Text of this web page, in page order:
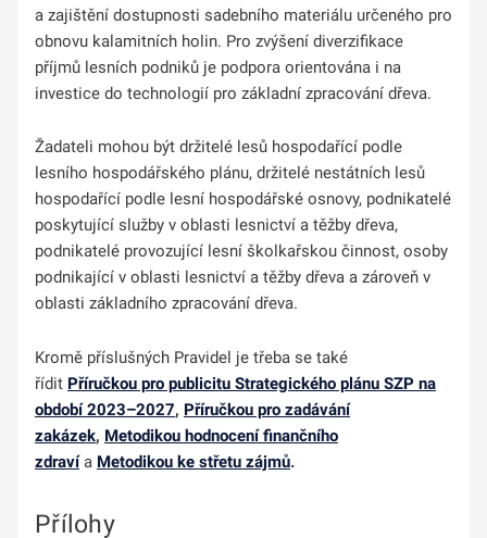
a zajištění dostupnosti sadebního materiálu určeného pro
obnovu kalamitních holin. Pro zvýšení diverzifikace
příjmů lesních podniků je podpora orientována i na
investice do technologií pro základní zpracování dřeva.
Žadateli mohou být držitelé lesů hospodařící podle
lesního hospodářského plánu, držitelé nestátních lesů
hospodařící podle lesní hospodářské osnovy, podnikatelé
poskytující služby v oblasti lesnictví a těžby dřeva,
podnikatelé provozující lesní školkařskou činnost, osoby
podnikající v oblasti lesnictví a těžby dřeva a zároveň v
oblasti základního zpracování dřeva.
Kromě příslušných Pravidel je třeba se také
řídit Příručkou pro publicitu Strategického plánu SZP na
období 2023–2027, Příručkou pro zadávání
zakázek, Metodikou hodnocení finančního
zdraví a Metodikou ke střetu zájmů.
Přílohy